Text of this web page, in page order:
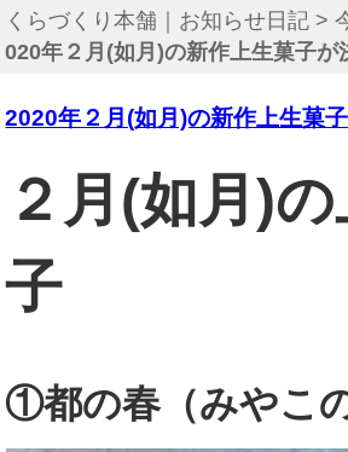
くらづくり本舗｜お知らせ日記 >
020年２月(如月)の新作上生菓子が
2020年２月(如月)の新作上生菓
２月(如月)
子
①都の春（みやこ